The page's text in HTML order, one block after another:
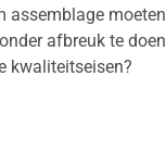
assemblage moeten
afbreuk te doen
kwaliteitseisen?